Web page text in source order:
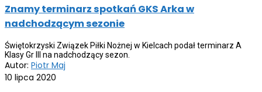
Znamy terminarz spotkań GKS Arka w
nadchodzącym sezonie
Świętokrzyski Związek Piłki Nożnej w Kielcach podał terminarz A
Klasy Gr III na nadchodzący sezon.
Autor: Piotr Maj
10 lipca 2020